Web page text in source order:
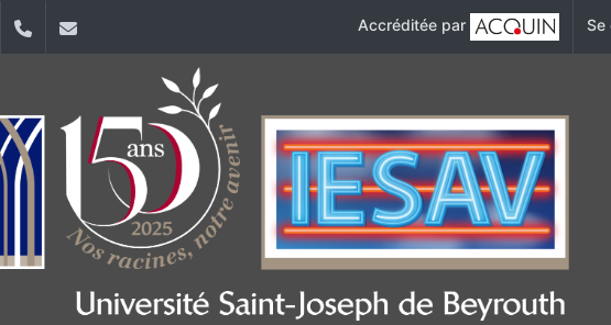
YouTube+961 (1) 421 530 Accréditée par Se